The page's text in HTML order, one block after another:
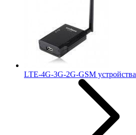
LTE-4G-3G-2G-GSM устройства